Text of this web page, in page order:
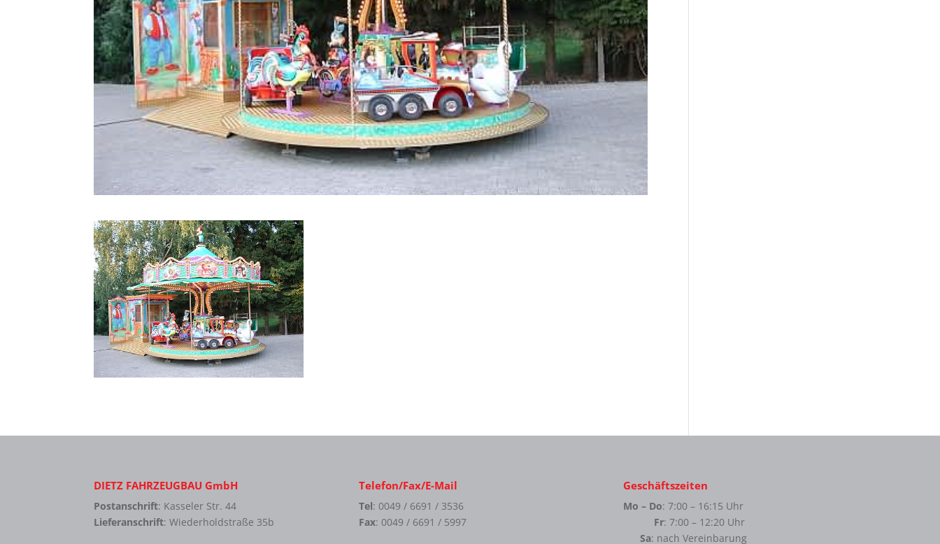
DIETZ FAHRZEUGBAU GmbH
Postanschrift: Kasseler Str. 44
Lieferanschrift: Wiederholdstraße 35b
Telefon/Fax/E-Mail
Tel: 0049 / 6691 / 3536
Fax: 0049 / 6691 / 5997
Geschäftszeiten
Mo – Do: 7:00 – 16:15 Uhr
Fr: 7:00 – 12:20 Uhr
Sa: nach Vereinbarung